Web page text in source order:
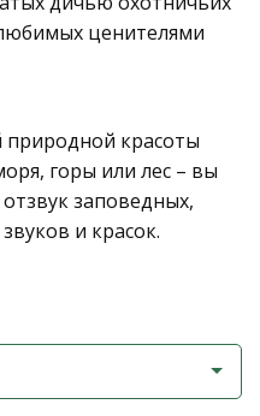
ценителями
красоты
горы или лес – вы
заповедных,
и красок.